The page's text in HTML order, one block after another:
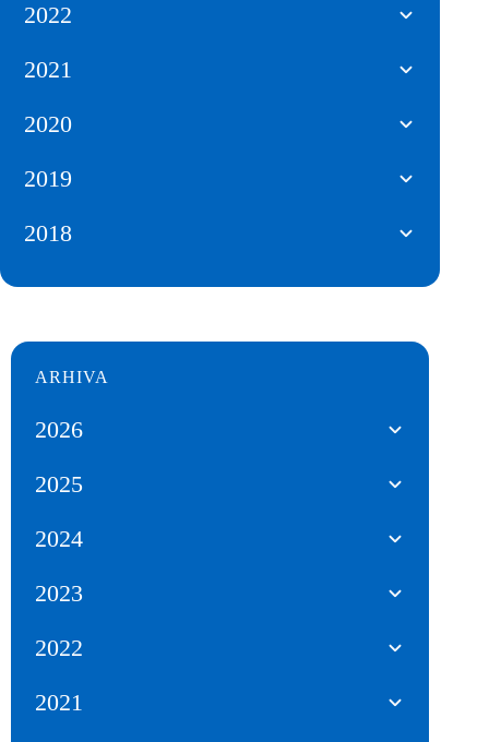
2022
2021
2020
2019
2018
ARHIVA
2026
2025
2024
2023
2022
2021